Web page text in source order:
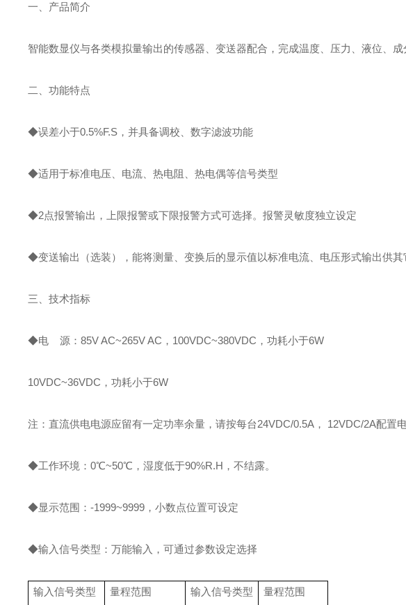
一、产品简介
智能数显仪与各类模拟量输出的传感器、变送器配合，完成温度、压力、液位、
二、功能特点
◆误差小于0.5%F.S，并具备调校、数字滤波功能
◆适用于标准电压、电流、热电阻、热电偶等信号类型
◆2点报警输出，上限报警或下限报警方式可选择。报警灵敏度独立设定
◆变送输出（选装），能将测量、变换后的显示值以标准电流、电压形式输出供其
三、技术指标
◆电 源：85V AC~265V AC，100VDC~380VDC，功耗小于6W
10VDC~36VDC，功耗小于6W
注：直流供电电源应留有一定功率余量，请按每台24VDC/0.5A， 12VDC/2A配置
◆工作环境：0℃~50℃，湿度低于90%R.H，不结露。
◆显示范围：-1999~9999，小数点位置可设定
◆输入信号类型：万能输入，可通过参数设定选择
输入信号类型 量程范围 输入信号类型 量程范围